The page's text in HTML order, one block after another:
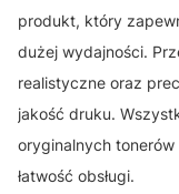
produkt, który
dużej wydajności.
realistyczne oraz
jakość druku.
oryginalnych
łatwość obsługi.